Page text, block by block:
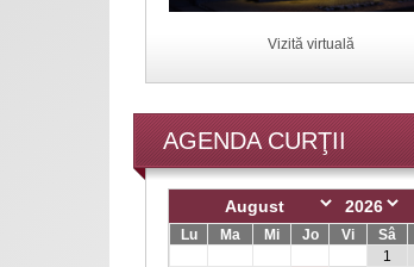
Vizită virtuală
AGENDA CURŢII
Lu Ma Mi Jo Vi Sâ
1